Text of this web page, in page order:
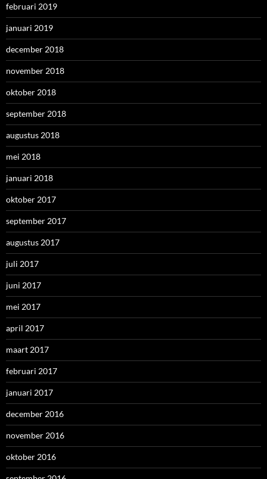
februari 2019
januari 2019
december 2018
november 2018
oktober 2018
september 2018
augustus 2018
mei 2018
januari 2018
oktober 2017
september 2017
augustus 2017
juli 2017
juni 2017
mei 2017
april 2017
maart 2017
februari 2017
januari 2017
december 2016
november 2016
oktober 2016